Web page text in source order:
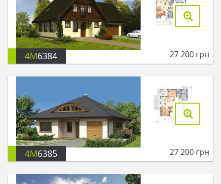
4M6384 27 200 грн
4M6385 27 200 грн